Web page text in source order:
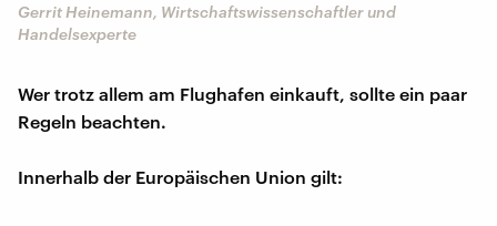
Gerrit Heinemann, Wirtschaftswissenschaftler und
Handelsexperte
Wer trotz allem am Flughafen einkauft, sollte ein paar
Regeln beachten.
Innerhalb der Europäischen Union gilt: